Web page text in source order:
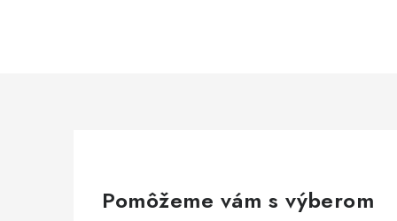
Pomôžeme vám s výberom